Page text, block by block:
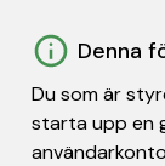
Denna
Du som är
starta upp en